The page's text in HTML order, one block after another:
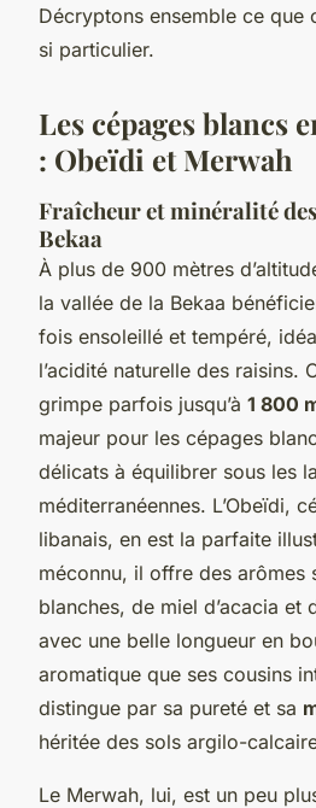
Décryptons ensemble ce que
si particulier.
Les cépages blancs
: Obeïdi et Merwah
Fraîcheur et minéralité
Bekaa
À plus de 900 mètres
la vallée de la Bekaa
fois ensoleillé et tempéré,
l’acidité naturelle des raisins.
grimpe parfois jusqu’à 1 800
majeur pour les cépages
délicats à équilibrer sous les
méditerranéennes. L’Obeïdi,
libanais, en est la parfaite
méconnu, il offre des arômes
blanches, de miel d’acacia et
avec une belle longueur en
aromatique que ses cousins
distingue par sa pureté et sa
héritée des sols argilo-
Le Merwah, lui, est un peu